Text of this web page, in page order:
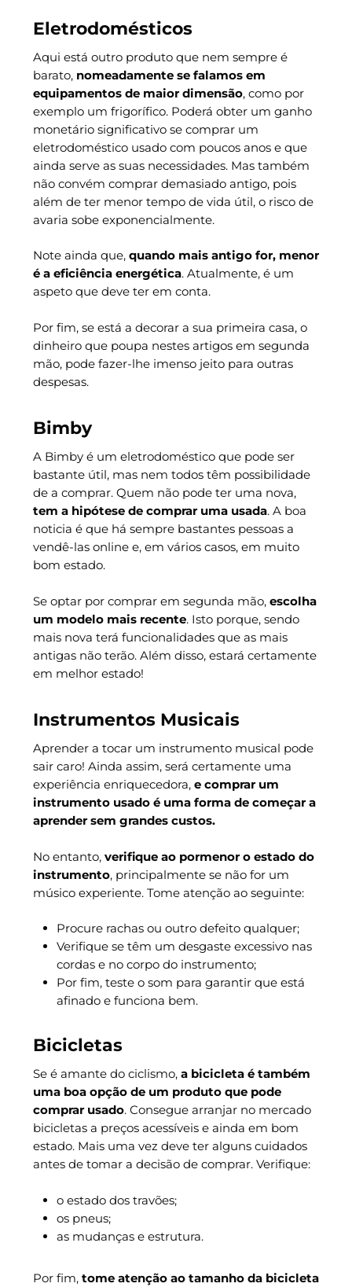
Eletrodomésticos
Aqui está outro produto que nem sempre é
barato, nomeadamente se falamos em
equipamentos de maior dimensão, como por
exemplo um frigorífico. Poderá obter um ganho
monetário significativo se comprar um
eletrodoméstico usado com poucos anos e que
ainda serve as suas necessidades. Mas também
não convém comprar demasiado antigo, pois
além de ter menor tempo de vida útil, o risco de
avaria sobe exponencialmente.
Note ainda que, quando mais antigo for, menor
é a eficiência energética. Atualmente, é um
aspeto que deve ter em conta.
Por fim, se está a decorar a sua primeira casa, o
dinheiro que poupa nestes artigos em segunda
mão, pode fazer-lhe imenso jeito para outras
despesas.
Bimby
A Bimby é um eletrodoméstico que pode ser
bastante útil, mas nem todos têm possibilidade
de a comprar. Quem não pode ter uma nova,
tem a hipótese de comprar uma usada. A boa
noticia é que há sempre bastantes pessoas a
vendê-las online e, em vários casos, em muito
bom estado.
Se optar por comprar em segunda mão, escolha
um modelo mais recente. Isto porque, sendo
mais nova terá funcionalidades que as mais
antigas não terão. Além disso, estará certamente
em melhor estado!
Instrumentos Musicais
Aprender a tocar um instrumento musical pode
sair caro! Ainda assim, será certamente uma
experiência enriquecedora, e comprar um
instrumento usado é uma forma de começar a
aprender sem grandes custos.
No entanto, verifique ao pormenor o estado do
instrumento, principalmente se não for um
músico experiente. Tome atenção ao seguinte:
Procure rachas ou outro defeito qualquer;
Verifique se têm um desgaste excessivo nas
cordas e no corpo do instrumento;
Por fim, teste o som para garantir que está
afinado e funciona bem.
Bicicletas
Se é amante do ciclismo, a bicicleta é também
uma boa opção de um produto que pode
comprar usado. Consegue arranjar no mercado
bicicletas a preços acessíveis e ainda em bom
estado. Mais uma vez deve ter alguns cuidados
antes de tomar a decisão de comprar. Verifique:
o estado dos travões;
os pneus;
as mudanças e estrutura.
Por fim, tome atenção ao tamanho da bicicleta